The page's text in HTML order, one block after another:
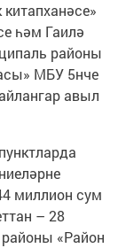
һәм Гаилә
районы
МБУ 5нче
авыл
миллион сум
– 28
«Район